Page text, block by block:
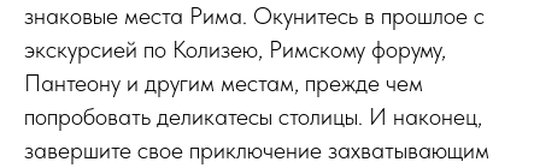
знаковые места Рима. Окунитесь в прошлое с
экскурсией по Колизею, Римскому форуму,
Пантеону и другим местам, прежде чем
попробовать деликатесы столицы. И наконец,
завершите свое приключение захватывающим